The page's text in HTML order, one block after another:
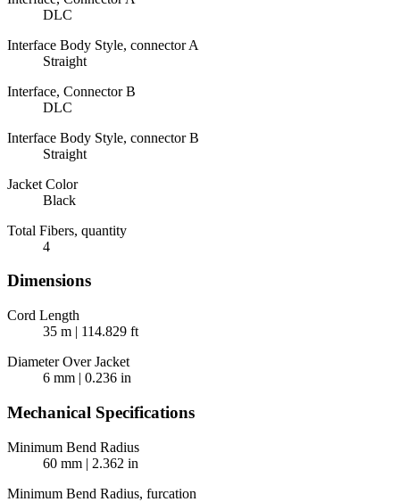
DLC
Interface Body Style, connector A
Straight
Interface, Connector B
DLC
Interface Body Style, connector B
Straight
Jacket Color
Black
Total Fibers, quantity
4
Dimensions
Cord Length
35 m | 114.829 ft
Diameter Over Jacket
6 mm | 0.236 in
Mechanical Specifications
Minimum Bend Radius
60 mm | 2.362 in
Minimum Bend Radius, furcation